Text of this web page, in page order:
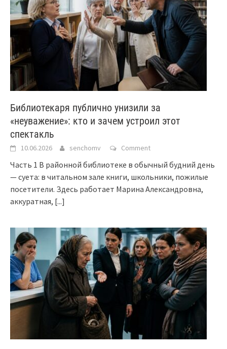
Библиотекаря публично унизили за
«неуважение»: кто и зачем устроил этот
спектакль
10.06.2026 senchomv Comment
Часть 1 В районной библиотеке в обычный будний день
— суета: в читальном зале книги, школьники, пожилые
посетители. Здесь работает Марина Александровна,
аккуратная, [...]